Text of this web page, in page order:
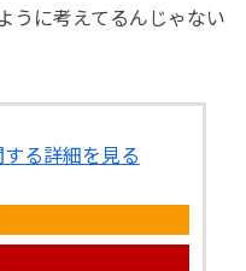
うに考えてるんじゃない
る詳細を見る